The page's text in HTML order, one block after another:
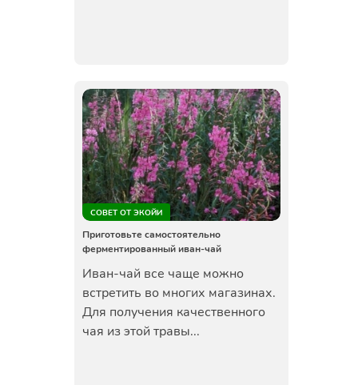
СОВЕТ ОТ ЭКОЙИ
Приготовьте самостоятельно
ферментированный иван-чай
Иван-чай все чаще можно
встретить во многих магазинах.
Для получения качественного
чая из этой травы...